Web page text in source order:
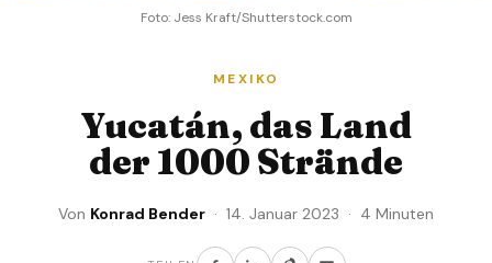
Foto: Jess Kraft/Shutterstock.com
MEXIKO
Yucatán, das Land
der 1000 Strände
Von Konrad Bender · 14. Januar 2023 · 4 Minuten